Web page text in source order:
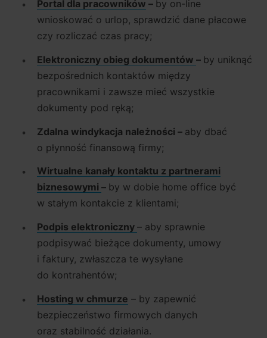
Portal dla pracowników – by on-line
wnioskować o urlop, sprawdzić dane płacowe
czy rozliczać czas pracy;
Elektroniczny obieg dokumentów – by uniknąć
bezpośrednich kontaktów między
pracownikami i zawsze mieć wszystkie
dokumenty pod ręką;
Zdalna windykacja należności – aby dbać
o płynność finansową firmy;
Wirtualne kanały kontaktu z partnerami
biznesowymi – by w dobie home office być
w stałym kontakcie z klientami;
Podpis elektroniczny – aby sprawnie
podpisywać bieżące dokumenty, umowy
i faktury, zwłaszcza te wysyłane
do kontrahentów;
Hosting w chmurze – by zapewnić
bezpieczeństwo firmowych danych
oraz stabilność działania.